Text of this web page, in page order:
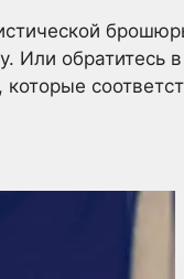
Или обратитесь
которые